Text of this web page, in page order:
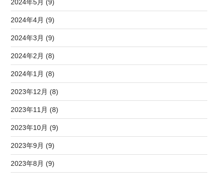
2024年5月 (9)
2024年4月 (9)
2024年3月 (9)
2024年2月 (8)
2024年1月 (8)
2023年12月 (8)
2023年11月 (8)
2023年10月 (9)
2023年9月 (9)
2023年8月 (9)